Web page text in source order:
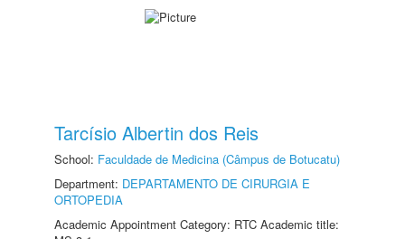
Tarcísio Albertin dos Reis
School: Faculdade de Medicina (Câmpus de Botucatu)
Department: DEPARTAMENTO DE CIRURGIA E
ORTOPEDIA
Academic Appointment Category: RTC Academic title: